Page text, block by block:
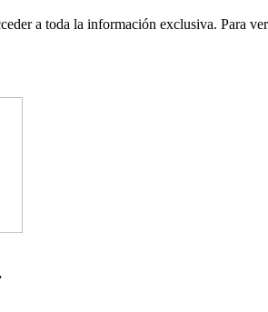
a toda la información exclusiva. Para